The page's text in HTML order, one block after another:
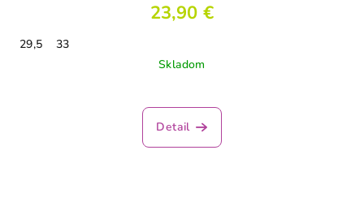
23,90 €
29,5
33
Skladom
Detail